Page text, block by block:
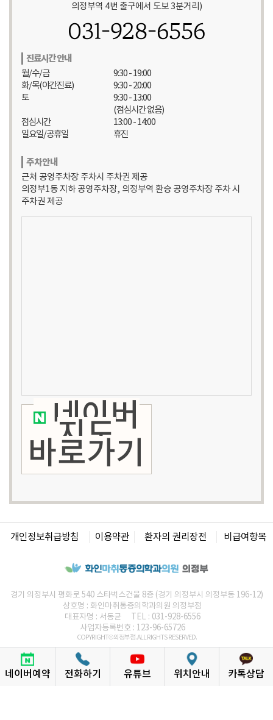
의정부역 4번 출구에서 도보 3분거리)
031-928-6556
진료시간 안내
월/수/금
화/목(야간진료)
토
점심시간
일요일/공휴일
9:30 - 19:00
9:30 - 20:00
9:30 - 13:00
(점심시간 없음)
13:00 - 14:00
휴진
주차안내
근처 공영주차장 주차시 주차권 제공
의정부1동 지하 공영주차장, 의정부역 환승 공영주차장 주차 시
주차권 제공
네이버
지도
바로가기
개인정보취급방침 이용약관 환자의 권리장전 비급여항목
경기 의정부시 평화로 540 스타벅스건물 8층 (경기 의정부시 의정부동 196-12)
상호명 : 화인마취통증의학과의원 의정부점
대표자명 : 서동균
TEL : 031-928-6556
사업자등록번호 : 123-96-65726
COPYRIGHT© 의정부점. ALL RIGHTS RESERVED.
화인 통증의학과의원
네이버예약 전화하기 유튜브 위치안내 카톡상담